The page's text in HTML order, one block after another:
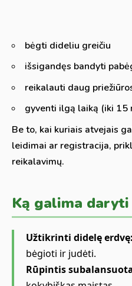
bėgti dideliu greičiu
išsigandęs bandyti
reikalauti daug
gyventi ilgą laiką (iki 15
Be to, kai kuriais atvejais
leidimai ar registracija,
reikalavimų.
Ką galima
Užtikrinti didelę erdvę:
bėgioti ir judėti.
Rūpintis